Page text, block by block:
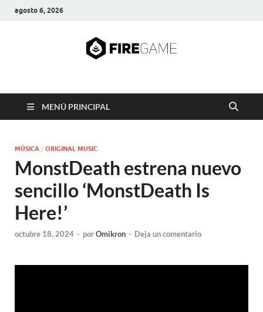
agosto 6, 2026
FIRE GAME
MENÚ PRINCIPAL
MÚSICA / ORIGINAL MUSIC
MonstDeath estrena nuevo
sencillo ‘MonstDeath Is
Here!’
octubre 18, 2024 - porOmikron - Deja un comentario